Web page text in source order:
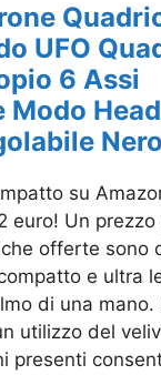
UFO
6 Assi
Modo
Nero
su
euro! Un
offerte sono
e ultra
di una mano.
utilizzo del
presenti